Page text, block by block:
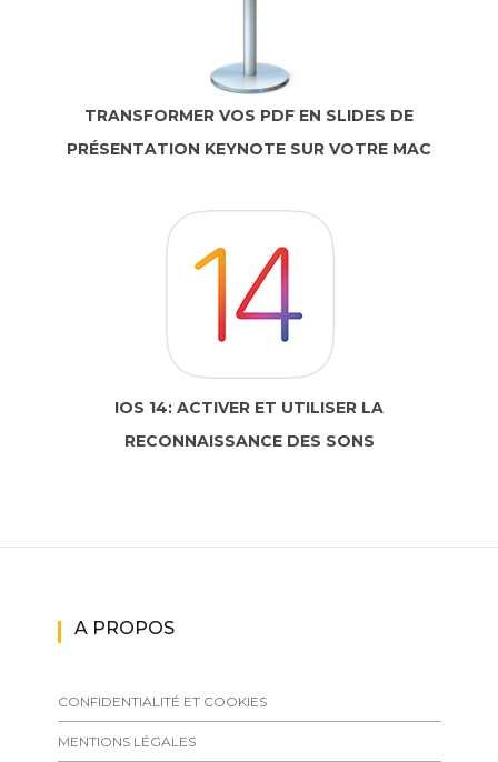
TRANSFORMER VOS PDF EN SLIDES DE
PRÉSENTATION KEYNOTE SUR VOTRE MAC
IOS 14: ACTIVER ET UTILISER LA
RECONNAISSANCE DES SONS
A PROPOS
CONFIDENTIALITÉ ET COOKIES
MENTIONS LÉGALES